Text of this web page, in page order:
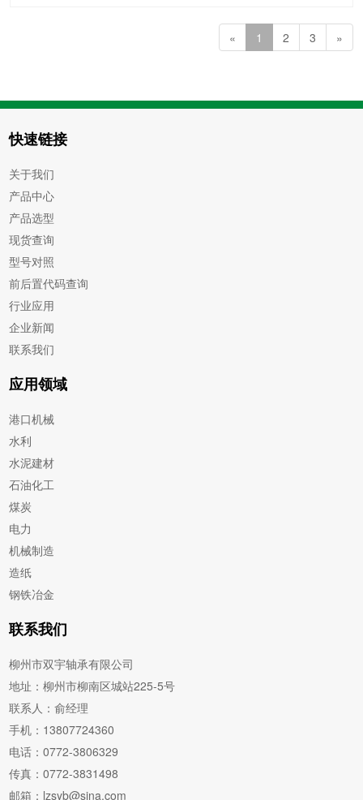
« 1 2 3 »
快速链接
关于我们
产品中心
产品选型
现货查询
型号对照
前后置代码查询
行业应用
企业新闻
联系我们
应用领域
港口机械
水利
水泥建材
石油化工
煤炭
电力
机械制造
造纸
钢铁冶金
联系我们
柳州市双宇轴承有限公司
地址：柳州市柳南区城站225-5号
联系人：俞经理
手机：13807724360
电话：0772-3806329
传真：0772-3831498
邮箱：lzsyb@sina.com